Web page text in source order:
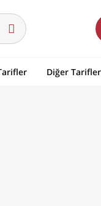
Diğer Tarifler